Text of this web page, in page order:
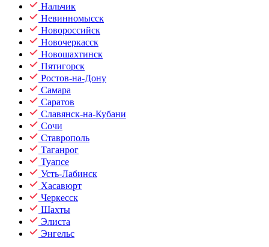
Нальчик
Невинномысск
Новороссийск
Новочеркасск
Новошахтинск
Пятигорск
Ростов-на-Дону
Самара
Саратов
Славянск-на-Кубани
Сочи
Ставрополь
Таганрог
Туапсе
Усть-Лабинск
Хасавюрт
Черкесск
Шахты
Элиста
Энгельс